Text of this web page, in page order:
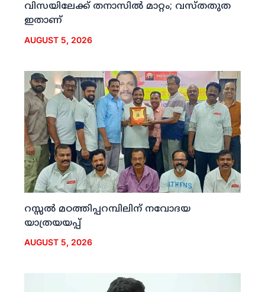
വിസയിലേക്ക് തനാസില്‍ മാറ്റം; വസ്തതുത
ഇതാണ്
AUGUST 5, 2026
റസ്സല്‍ മഠത്തിപ്പറമ്പിലിന് നവോദയ
യാത്രയയപ്പ്
AUGUST 5, 2026